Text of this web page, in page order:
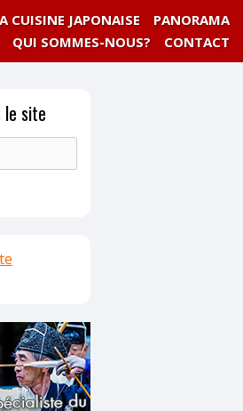
PANORAMA
CUISINE JAPONAISE
CONTACT
QUI SOMMES-NOUS?
le site